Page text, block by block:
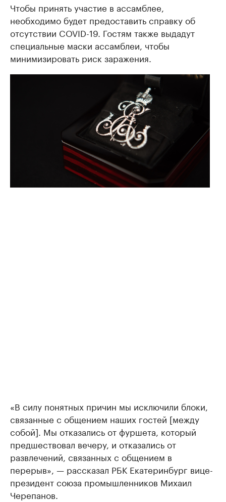
Чтобы принять участие в ассамблее,
необходимо будет предоставить справку об
отсутствии COVID-19. Гостям также выдадут
специальные маски ассамблеи, чтобы
минимизировать риск заражения.
«В силу понятных причин мы исключили блоки,
связанные с общением наших гостей [между
собой]. Мы отказались от фуршета, который
предшествовал вечеру, и отказались от
развлечений, связанных с общением в
перерыв», — рассказал РБК Екатеринбург вице-
президент союза промышленников Михаил
Черепанов.